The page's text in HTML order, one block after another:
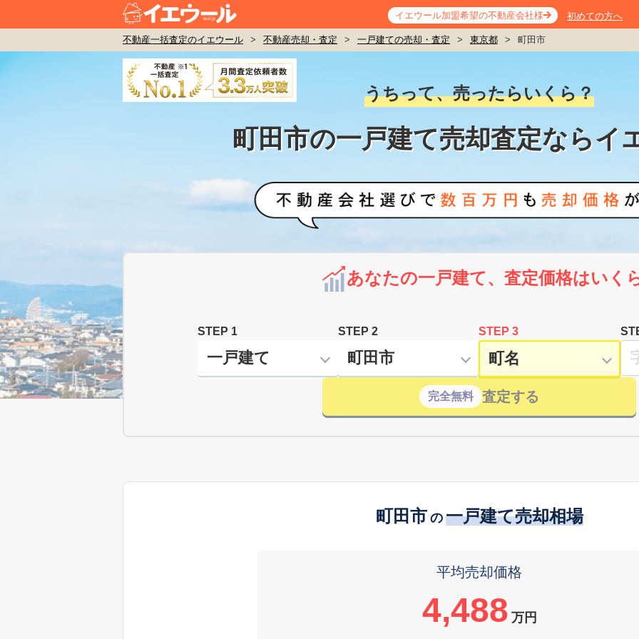
イエウール加盟希望の不動産会社様 初めての方へ
不動産一括査定のイエウール > 不動産売却・査定 > 一戸建ての売却・査定 > 東京都 > 町田市
うちって、売ったらいくら？
町田市の一戸建て売却査定ならイ
あなたの一戸建て、査定価格はいく
STEP 1 STEP 2 STEP 3
完全無料 査定する
町田市 の 一戸建て売却相場
平均売却価格
4,488 万円